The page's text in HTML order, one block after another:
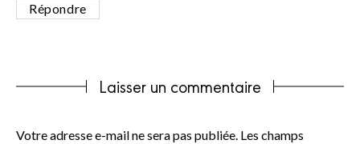
Répondre
Laisser un commentaire
Votre adresse e-mail ne sera pas publiée. Les champs